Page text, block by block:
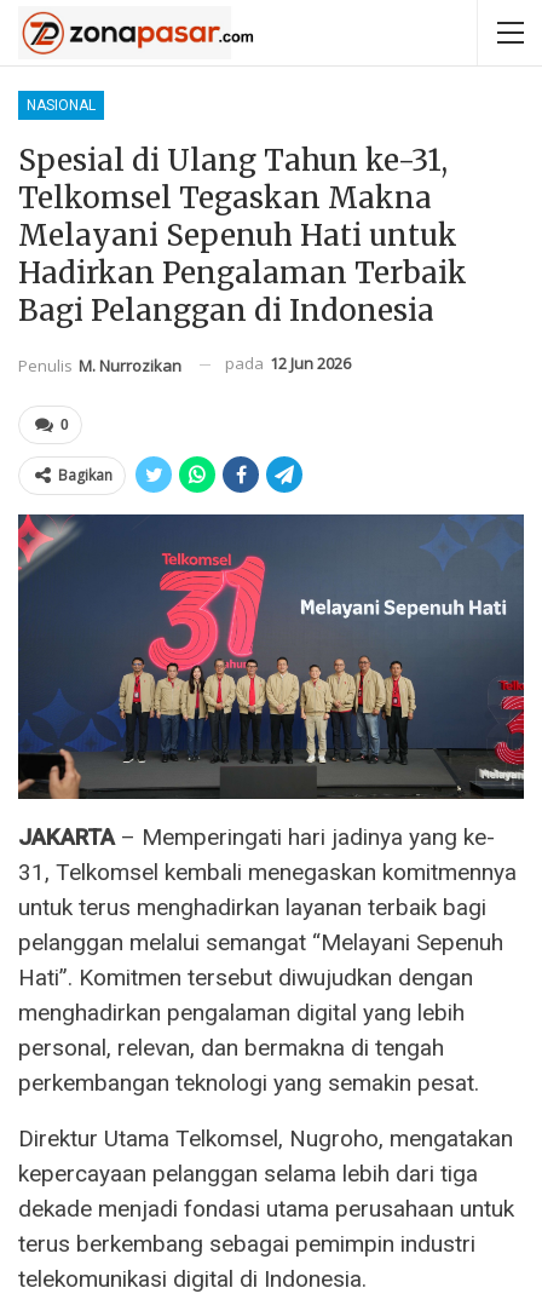
NASIONAL
Spesial di Ulang Tahun ke-31,
Telkomsel Tegaskan Makna
Melayani Sepenuh Hati untuk
Hadirkan Pengalaman Terbaik
Bagi Pelanggan di Indonesia
Penulis M. Nurrozikan pada 12 Jun 2026
0
Bagikan
JAKARTA– Memperingati hari jadinya yang ke-
31, Telkomsel kembali menegaskan komitmennya
untuk terus menghadirkan layanan terbaik bagi
pelanggan melalui semangat “Melayani Sepenuh
Hati”. Komitmen tersebut diwujudkan dengan
menghadirkan pengalaman digital yang lebih
personal, relevan, dan bermakna di tengah
perkembangan teknologi yang semakin pesat.
Direktur Utama Telkomsel, Nugroho, mengatakan
kepercayaan pelanggan selama lebih dari tiga
dekade menjadi fondasi utama perusahaan untuk
terus berkembang sebagai pemimpin industri
telekomunikasi digital di Indonesia.